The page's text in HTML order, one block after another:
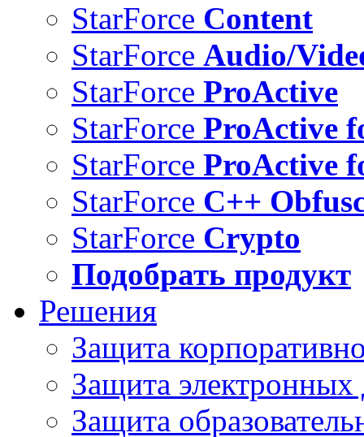
StarForce Content
StarForce Audio/
StarForce ProActive
StarForce ProActive
StarForce ProActive
StarForce C++
StarForce Crypto
Подобрать продукт
Решения
Защита
Защита электронных
Защита